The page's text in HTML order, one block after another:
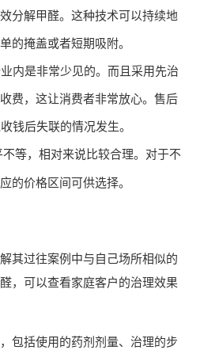
分解甲醛。这种技术可以持续地
的掩盖或者短期吸附。
内是非常少见的。而且采用先治
费，这让消费者非常放心。售后
钱后失联的情况发生。
等，相对来说比较合理。对于不
的价格区间可供选择。
其过往案例中与自己场所相似的
，可以查看家庭客户的治理效果
包括使用的药剂剂量、治理的步